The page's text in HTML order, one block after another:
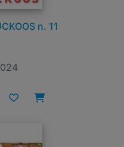
n. 11